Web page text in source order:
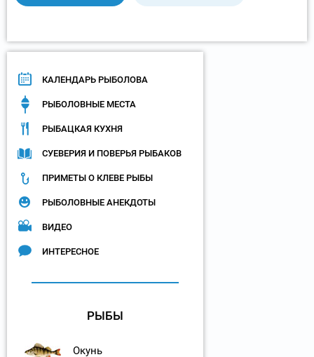
КАЛЕНДАРЬ РЫБОЛОВА
РЫБОЛОВНЫЕ МЕСТА
РЫБАЦКАЯ КУХНЯ
СУЕВЕРИЯ И ПОВЕРЬЯ РЫБАКОВ
ПРИМЕТЫ О КЛЕВЕ РЫБЫ
РЫБОЛОВНЫЕ АНЕКДОТЫ
ВИДЕО
ИНТЕРЕСНОЕ
РЫБЫ
Окунь